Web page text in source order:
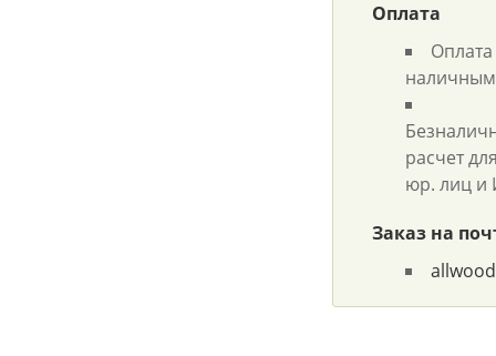
Оплата
Оплата
расчет
юр. лиц и
Заказ на